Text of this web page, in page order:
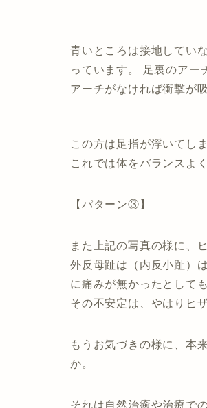
青いところは接地してい
っています。
足裏のアー
アーチがなければ衝撃が
この方は 足指が浮いてし
これでは体をバランスよ
【パターン③】
また上記の写真の様に、
外反母趾は（内反小趾）は
に痛みが無かったとして
その不安定は、やはりヒ
もうお気づきの様に、本
か。
それは自然治癒や治療で